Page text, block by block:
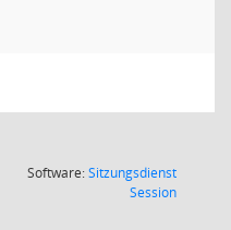
Software:Sitzungsdienst
Session(Wird in